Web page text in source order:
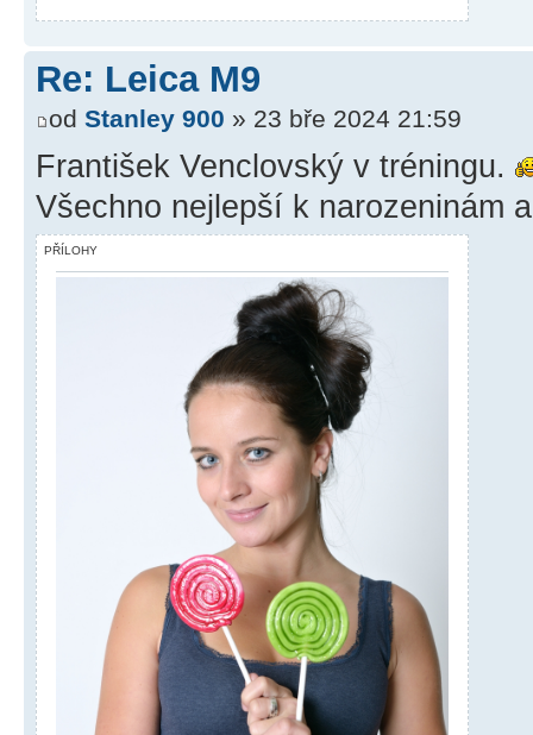
Re: Leica M9
od Stanley 900 » 23 bře 2024 21:59
František Venclovský v tréningu.
Všechno nejlepší k narozeninám
PŘÍLOHY